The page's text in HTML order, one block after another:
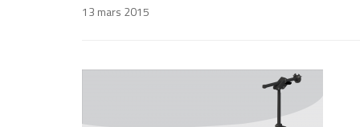
13 mars 2015